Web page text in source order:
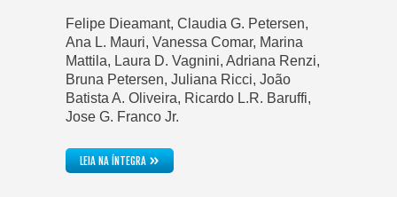
Felipe Dieamant, Claudia G. Petersen,
Ana L. Mauri, Vanessa Comar, Marina
Mattila, Laura D. Vagnini, Adriana Renzi,
Bruna Petersen, Juliana Ricci, João
Batista A. Oliveira, Ricardo L.R. Baruffi,
Jose G. Franco Jr.
LEIA NA ÍNTEGRA»